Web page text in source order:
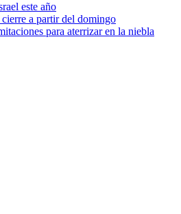
este año
a partir del domingo
para aterrizar en la niebla